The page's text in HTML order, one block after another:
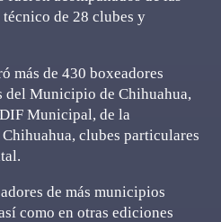
de 28 clubes y
más de 430 boxeadores
del Municipio de Chihuahua,
Municipal, de la
clubes particulares
de más municipios
como en otras ediciones